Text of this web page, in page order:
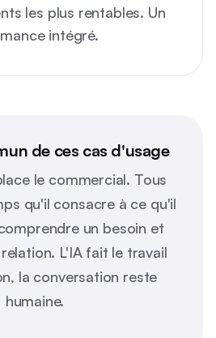
les plus rentables. Un
intégré.
de ces cas d'usage
le commercial. Tous
qu'il consacre à ce qu'il
un besoin et
L'IA fait le travail
la conversation reste
humaine.